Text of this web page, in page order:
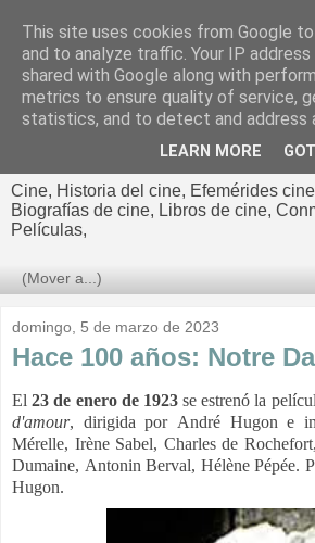
El cultural
cinematográfico
Cine, Historia del cine, Efemérides
Biografías de cine, Libros de cine,
Películas,
domingo, 5 de marzo de 2023
Hace 100 años: Notre
El23 de enero de 1923se estrenó la
d'amour, dirigida por André Hugon e
Mérelle, Irène Sabel, Charles de Rochefort,
Dumaine, Antonin Berval, Hélène Pépée.
Hugon.
This site uses cookies from Google
and to analyze traffic. Your IP
shared with Google along with
metrics to ensure quality of service,
statistics, and to detect and address
LEARN MORE